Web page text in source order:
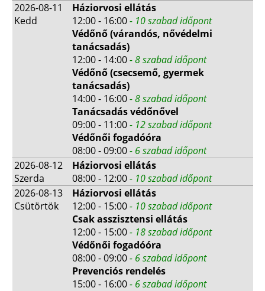
2026-08-11
Kedd
Háziorvosi ellátás
12:00 - 16:00- 10 szabad időpont
Védőnő (várandós, nővédelmi
tanácsadás)
12:00 - 14:00- 8 szabad időpont
Védőnő (csecsemő, gyermek
tanácsadás)
14:00 - 16:00- 8 szabad időpont
Tanácsadás védőnővel
09:00 - 11:00- 12 szabad időpont
Védőnői fogadóóra
08:00 - 09:00- 6 szabad időpont
2026-08-12
Szerda
Háziorvosi ellátás
08:00 - 12:00- 10 szabad időpont
2026-08-13
Csütörtök
Háziorvosi ellátás
12:00 - 15:00- 10 szabad időpont
Csak asszisztensi ellátás
12:00 - 15:00- 18 szabad időpont
Védőnői fogadóóra
08:00 - 09:00- 6 szabad időpont
Prevenciós rendelés
15:00 - 16:00- 6 szabad időpont